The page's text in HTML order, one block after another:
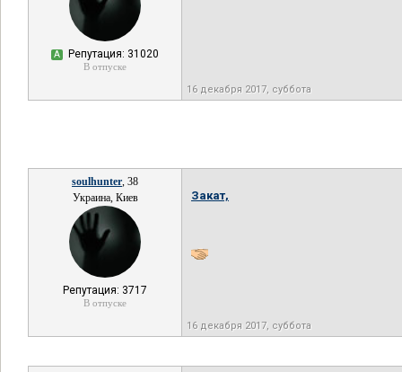
А Репутация: 31020
В отпуске
16 декабря 2017, суббота
soulhunter, 38
Украина, Киев
Репутация: 3717
В отпуске
Закат,
16 декабря 2017, суббота